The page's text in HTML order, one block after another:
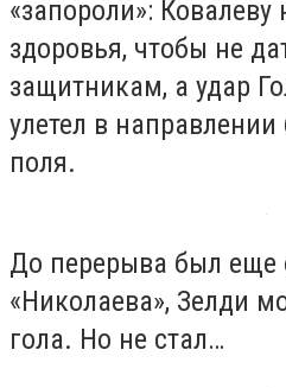
«запороли»: Ковалеву
здоровья, чтобы не
защитникам, а удар
улетел в
поля.
До перерыва был еще
«Николаева», Зелди
гола. Но не стал…